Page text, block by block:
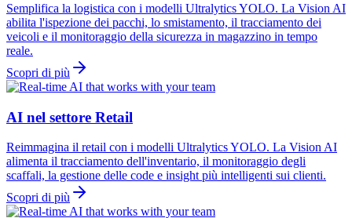
Semplifica la logistica con i modelli Ultralytics YOLO. La Vision AI
abilita l'ispezione dei pacchi, lo smistamento, il tracciamento dei
veicoli e il monitoraggio della sicurezza in magazzino in tempo
reale.
Scopri di più
AI nel settore Retail
Reimmagina il retail con i modelli Ultralytics YOLO. La Vision AI
alimenta il tracciamento dell'inventario, il monitoraggio degli
scaffali, la gestione delle code e insight più intelligenti sui clienti.
Scopri di più